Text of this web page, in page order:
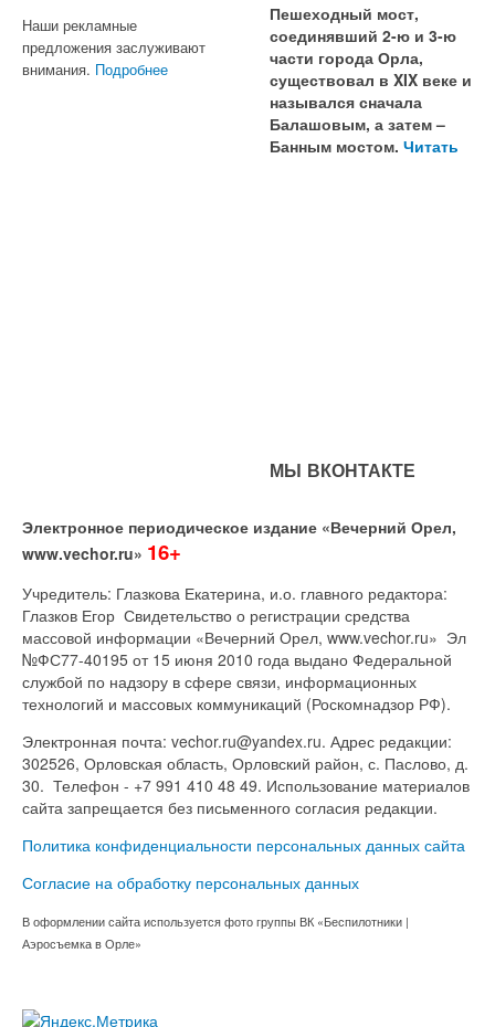
Наши рекламные
предложения заслуживают
внимания. Подробнее
Пешеходный мост,
соединявший 2-ю и 3-ю
части города Орла,
существовал в XIX веке и
назывался сначала
Балашовым, а затем –
Банным мостом. Читать
МЫ ВКОНТАКТЕ
Электронное периодическое издание «Вечерний Орел,
www.vechor.ru» 16+
Учредитель: Глазкова Екатерина, и.о. главного редактора:
Глазков Егор Свидетельство о регистрации средства
массовой информации «Вечерний Орел, www.vechor.ru» Эл
№ФС77-40195 от 15 июня 2010 года выдано Федеральной
службой по надзору в сфере связи, информационных
технологий и массовых коммуникаций (Роскомнадзор РФ).
Электронная почта: vechor.ru@yandex.ru. Адрес редакции:
302526, Орловская область, Орловский район, с. Паслово, д.
30. Телефон - +7 991 410 48 49. Использование материалов
сайта запрещается без письменного согласия редакции.
Политика конфиденциальности персональных данных сайта
Согласие на обработку персональных данных
В оформлении сайта используется фото группы ВК «Беспилотники |
Аэросъемка в Орле»